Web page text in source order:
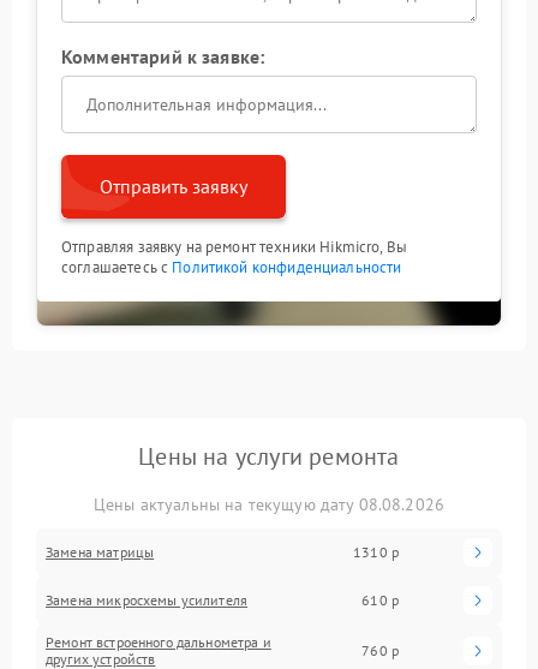
Комментарий к заявке:
Отправить заявку
Отправляя заявку на ремонт техники Hikmicro, Вы
соглашаетесь с Политикой конфиденциальности
Цены на услуги ремонта
Цены актуальны на текущую дату 08.08.2026
Замена матрицы 1310 р
Замена микросхемы усилителя 610 р
Ремонт встроенного дальнометра и
других устройств
760 р